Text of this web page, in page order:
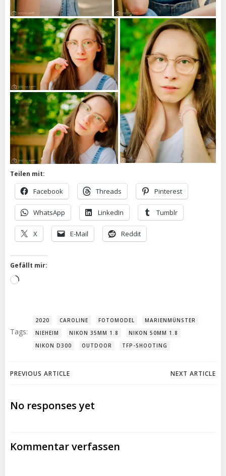
Teilen mit:
Facebook Threads Pinterest
WhatsApp LinkedIn Tumblr
X E-Mail Reddit
Gefällt mir:
Wird
Tags:
2020 CAROLINE FOTOMODEL
MARIENMÜNSTER
NIEHEIM
NIKON 35MM 1.8
NIKON 50MM 1.8
NIKON D300
OUTDOOR TFP-SHOOTING
Post
navigation
PREVIOUS ARTICLE NEXT ARTICLE
No responses yet
Kommentar verfassen